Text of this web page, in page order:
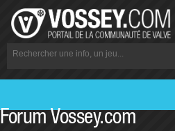
Forum Vossey.com